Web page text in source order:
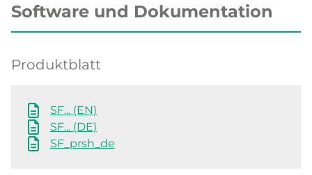
Software und Dokumentation
Produktblatt
SF... (EN)
SF... (DE)
SF_prsh_de